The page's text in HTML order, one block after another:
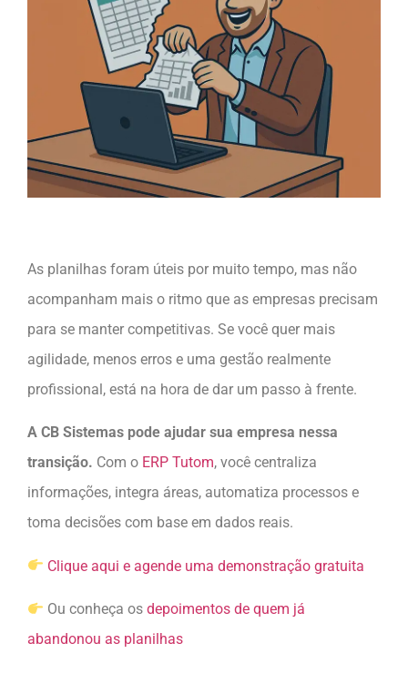
As planilhas foram úteis por muito tempo, mas não
acompanham mais o ritmo que as empresas precisam
para se manter competitivas. Se você quer mais
agilidade, menos erros e uma gestão realmente
profissional, está na hora de dar um passo à frente.
A CB Sistemas pode ajudar sua empresa nessa
transição. Com o ERP Tutom, você centraliza
informações, integra áreas, automatiza processos e
toma decisões com base em dados reais.
Clique aqui e agende uma demonstração gratuita
Ou conheça osdepoimentos de quem já
abandonou as planilhas